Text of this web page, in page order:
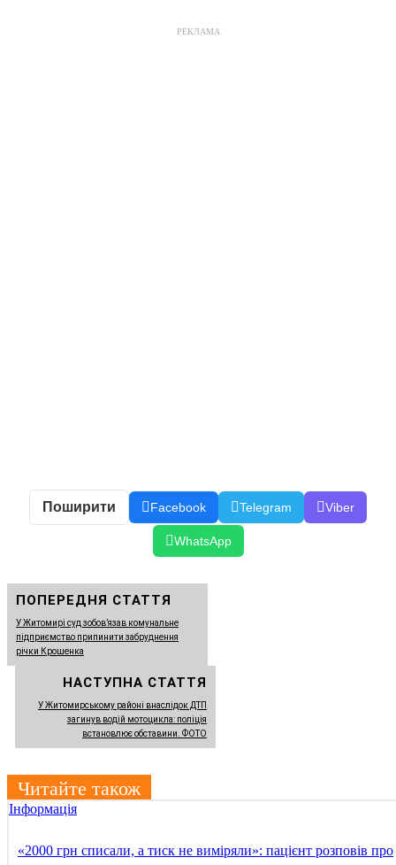
РЕКЛАМА
Поширити Facebook Telegram Viber
WhatsApp
ПОПЕРЕДНЯ СТАТТЯ
У Житомирі суд зобов’язав комунальне
підприємство припинити забруднення
річки Крошенка
НАСТУПНА СТАТТЯ
У Житомирському районі внаслідок ДТП
загинув водій мотоцикла: поліція
встановлює обставини. ФОТО
Читайте також
Інформація
«2000 грн списали, а тиск не виміряли»: пацієнт розповів про